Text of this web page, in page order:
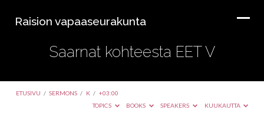
Raision vapaaseurakunta
Saarnat kohteesta EET V
ETUSIVU / SERMONS / K / +03:00
TOPICS
BOOKS SPEAKERS KUUKAUTTA